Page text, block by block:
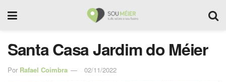
Santa Casa Jardim do Méier
Por Rafael Coimbra 02/11/2022